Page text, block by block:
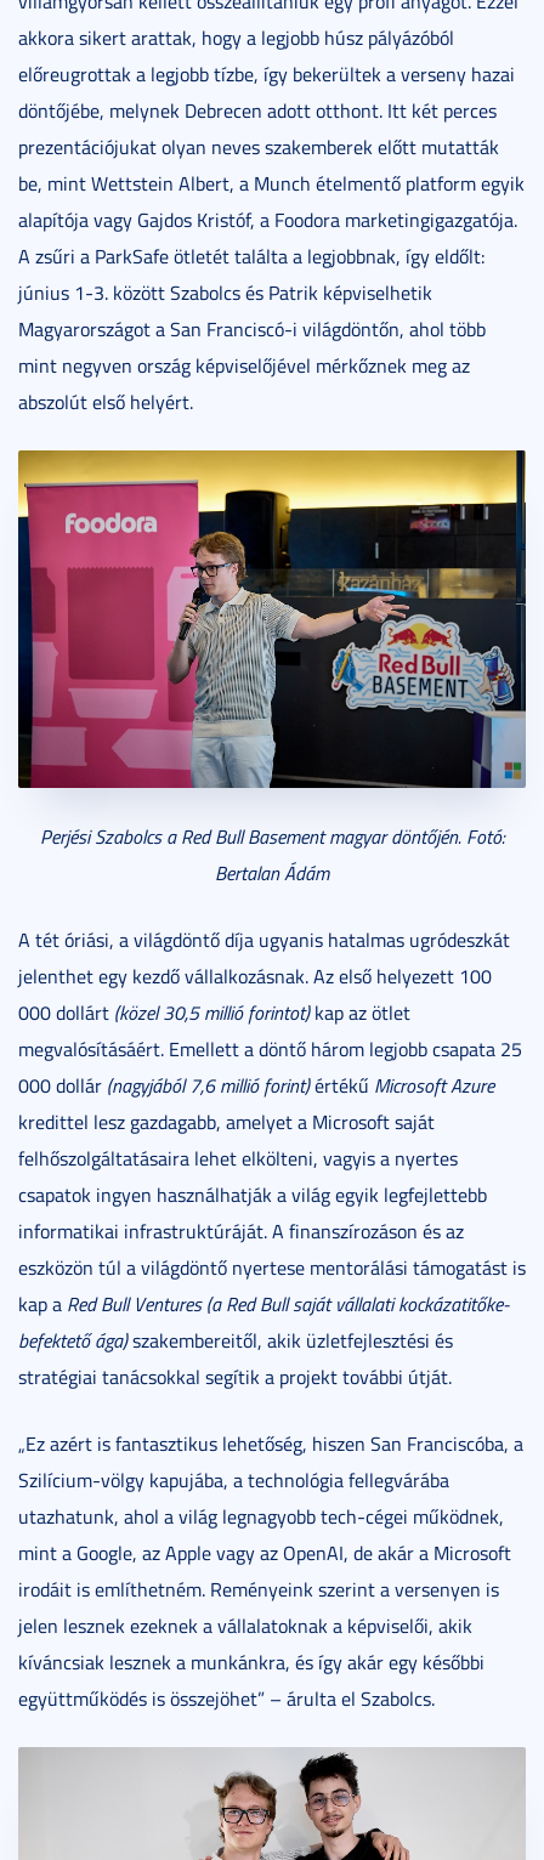
akkora sikert arattak, hogy a legjobb húsz pályázóból
előreugrottak a legjobb tízbe, így bekerültek a verseny hazai
döntőjébe, melynek Debrecen adott otthont. Itt két perces
prezentációjukat olyan neves szakemberek előtt mutatták
be, mint Wettstein Albert, a Munch ételmentő platform egyik
alapítója vagy Gajdos Kristóf, a Foodora marketingigazgatója.
A zsűri a ParkSafe ötletét találta a legjobbnak, így eldőlt:
június 1-3. között Szabolcs és Patrik képviselhetik
Magyarországot a San Franciscó-i világdöntőn, ahol több
mint negyven ország képviselőjével mérkőznek meg az
abszolút első helyért.
Perjési Szabolcs a Red Bull Basement magyar döntőjén. Fotó:
Bertalan Ádám
A tét óriási, a világdöntő díja ugyanis hatalmas ugródeszkát
jelenthet egy kezdő vállalkozásnak. Az első helyezett 100
000 dollárt (közel 30,5 millió forintot)kap az ötlet
megvalósításáért. Emellett a döntő három legjobb csapata 25
000 dollár (nagyjából 7,6 millió forint)értékű Microsoft Azure
kredittel lesz gazdagabb, amelyet a Microsoft saját
felhőszolgáltatásaira lehet elkölteni, vagyis a nyertes
csapatok ingyen használhatják a világ egyik legfejlettebb
informatikai infrastruktúráját. A finanszírozáson és az
eszközön túl a világdöntő nyertese mentorálási támogatást is
kap a Red Bull Ventures (a Red Bull saját vállalati kockázatitőke-
befektető ága)szakembereitől, akik üzletfejlesztési és
stratégiai tanácsokkal segítik a projekt további útját.
„Ez azért is fantasztikus lehetőség, hiszen San Franciscóba, a
Szilícium-völgy kapujába, a technológia fellegvárába
utazhatunk, ahol a világ legnagyobb tech-cégei működnek,
mint a Google, az Apple vagy az OpenAI, de akár a Microsoft
irodáit is említhetném. Reményeink szerint a versenyen is
jelen lesznek ezeknek a vállalatoknak a képviselői, akik
kíváncsiak lesznek a munkánkra, és így akár egy későbbi
együttműködés is összejöhet” – árulta el Szabolcs.